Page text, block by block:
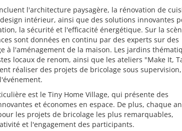
l'architecture paysagère, la rénovation de
intérieur, ainsi que des solutions innovantes
la sécurité et l'efficacité énergétique. Sur la
sont données en continu par des experts sur des
à l'aménagement de la maison. Les jardins
locaux de renom, ainsi que les ateliers "Make It,
réaliser des projets de bricolage sous
est le Tiny Home Village, qui présente des
et économes en espace. De plus, chaque
les projets de bricolage les plus remarquables,
et l'engagement des participants.